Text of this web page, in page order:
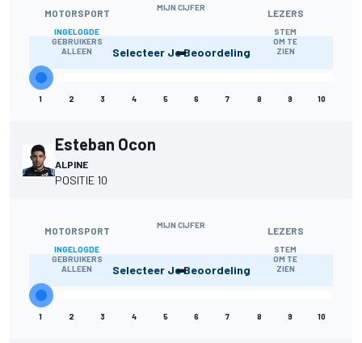
MOTORSPORT
INGELOGDE
GEBRUIKERS
ALLEEN
MIJN CIJFER
-
LEZERS
STEM
OM TE
ZIEN
Selecteer Je Beoordeling
1 2 3 4 5 6 7 8 9 10
Esteban Ocon
ALPINE
POSITIE 10
MOTORSPORT
INGELOGDE
GEBRUIKERS
ALLEEN
MIJN CIJFER
-
LEZERS
STEM
OM TE
ZIEN
Selecteer Je Beoordeling
1 2 3 4 5 6 7 8 9 10